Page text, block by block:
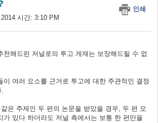
인쇄
시간: 3:10 PM
천해드린 저널로의 투고 게재는 보장해드릴 수 없
이 여러 요소를 근거로 투고에 대한 주관적인 결정
은 주제인 두 편의 논문을 받았을 경우, 두 편 모
가 있다 하더라도 저널 측에서는 보통 한 편만을